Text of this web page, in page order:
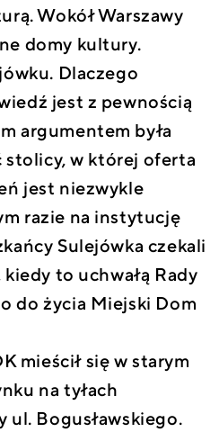
Wokół Warszawy
domy kultury.
Dlaczego
jest z pewnością
argumentem była
stolicy, w której oferta
jest niezwykle
razie na instytucję
Sulejówka czekali
to uchwałą Rady
do życia Miejski Dom
mieścił się w starym
na tyłach
ul. Bogusławskiego.